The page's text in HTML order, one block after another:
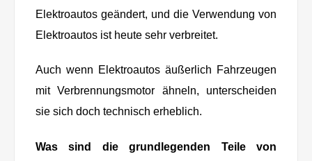
Elektroautos geändert, und die Verwendung von
Elektroautos ist heute sehr verbreitet.
Auch wenn Elektroautos äußerlich Fahrzeugen
mit Verbrennungsmotor ähneln, unterscheiden
sie sich doch technisch erheblich.
Was sind die grundlegenden Teile von